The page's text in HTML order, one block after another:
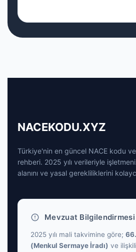
NACEKODU.XYZ
Türkiye'nin en güncel NACE kodu ve
rehberi. 2025 yılı verileriyle
alanını ve yasal gerekliliklerini
Mevzuat Bilgilendirmesi
2025 yılı mali takvimine göre;
(Menkul Sermaye İradı) ve